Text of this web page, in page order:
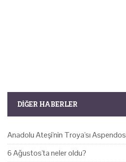
DIĞER HABERLER
Anadolu Ateşi'nin Troya'sı
6 Ağustos'ta neler oldu?